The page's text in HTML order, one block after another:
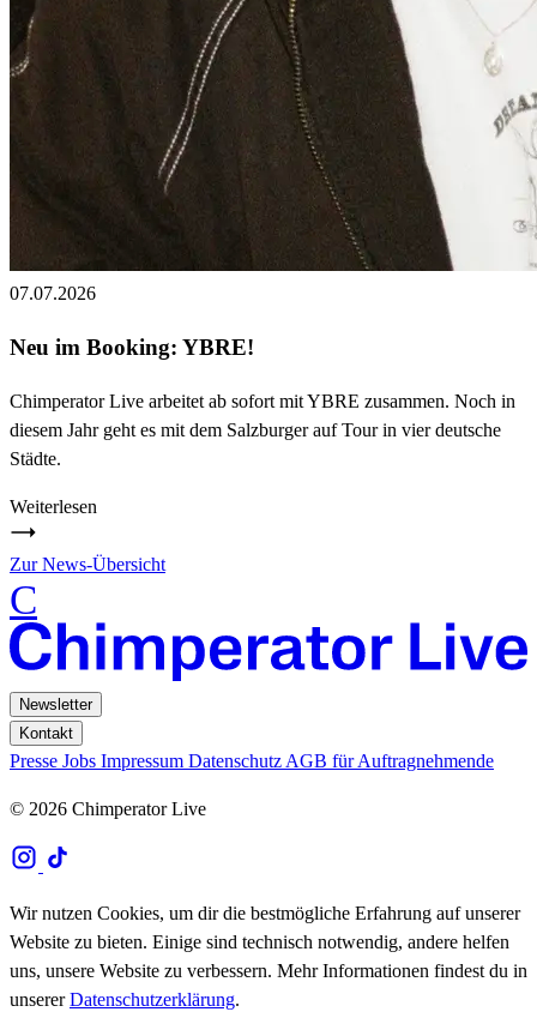
07.07.2026
Neu im Booking: YBRE!
Chimperator Live arbeitet ab sofort mit YBRE zusammen. Noch in
diesem Jahr geht es mit dem Salzburger auf Tour in vier deutsche
Städte.
Weiterlesen
Zur News-Übersicht
C
Newsletter
Kontakt
Presse Jobs Impressum Datenschutz AGB für Auftragnehmende
© 2026 Chimperator Live
Wir nutzen Cookies, um dir die bestmögliche Erfahrung auf unserer
Website zu bieten. Einige sind technisch notwendig, andere helfen
uns, unsere Website zu verbessern. Mehr Informationen findest du in
unsererDatenschutzerklärung.